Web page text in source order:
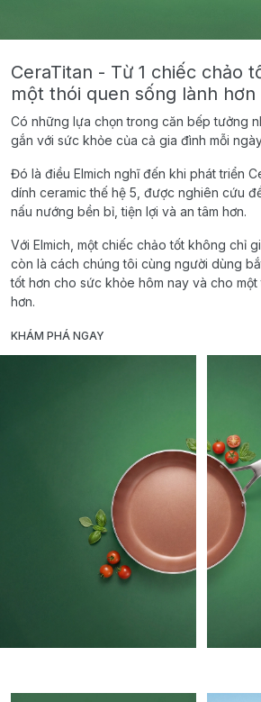
CeraTitan - Từ 1 chiếc chảo
một thói quen sống lành hơn
Có những lựa chọn trong căn bếp tưởng
gắn với sức khỏe của cả gia đình mỗi
Đó là điều Elmich nghĩ đến khi phát triển
dính ceramic thế hệ 5, được nghiên cứu
nấu nướng bền bỉ, tiện lợi và an tâm hơn.
Với Elmich, một chiếc chảo tốt không chỉ
còn là cách chúng tôi cùng người dùng
tốt hơn cho sức khỏe hôm nay và cho
hơn.
KHÁM PHÁ NGAY